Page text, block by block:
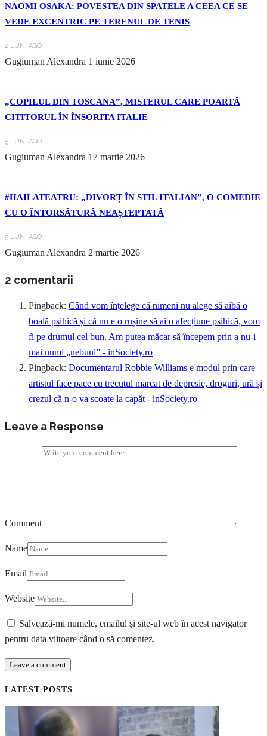
NAOMI OSAKA: POVESTEA DIN SPATELE A CEEA CE SE
VEDE EXCENTRIC PE TERENUL DE TENIS
2 LUNI AGO
Gugiuman Alexandra 1 iunie 2026
„COPILUL DIN TOSCANA”, MISTERUL CARE POARTĂ
CITITORUL ÎN ÎNSORITA ITALIE
5 LUNI AGO
Gugiuman Alexandra 17 martie 2026
#HAILATEATRU: „DIVORȚ ÎN STIL ITALIAN”, O COMEDIE
CU O ÎNTORSĂTURĂ NEAȘTEPTATĂ
5 LUNI AGO
Gugiuman Alexandra 2 martie 2026
2 comentarii
Pingback: Când vom înțelege că nimeni nu alege să aibă o
boală psihică și că nu e o rușine să ai o afecțiune psihică, vom
fi pe drumul cel bun. Am putea măcar să începem prin a nu-i
mai numi „nebuni” - inSociety.ro
Pingback: Documentarul Robbie Williams e modul prin care
artistul face pace cu trecutul marcat de depresie, droguri, ură și
crezul că n-o va scoate la capăt - inSociety.ro
Leave a Response
Comment
Name
Email
Website
Salvează-mi numele, emailul și site-ul web în acest navigator
pentru data viitoare când o să comentez.
LATEST POSTS